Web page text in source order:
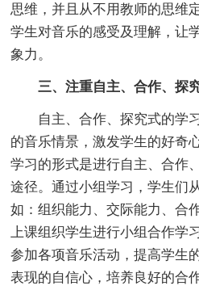
思维，并且从不用教师的思维
学生对音乐的感受及理解，让
象力。
三、注重自主、合作、探
自主、合作、探究式的学
的音乐情景，激发学生的好奇
学习的形式是进行自主、合作
途径。通过小组学习，学生们
如：组织能力、交际能力、合
上课组织学生进行小组合作学
参加各项音乐活动，提高学生
表现的自信心，培养良好的合